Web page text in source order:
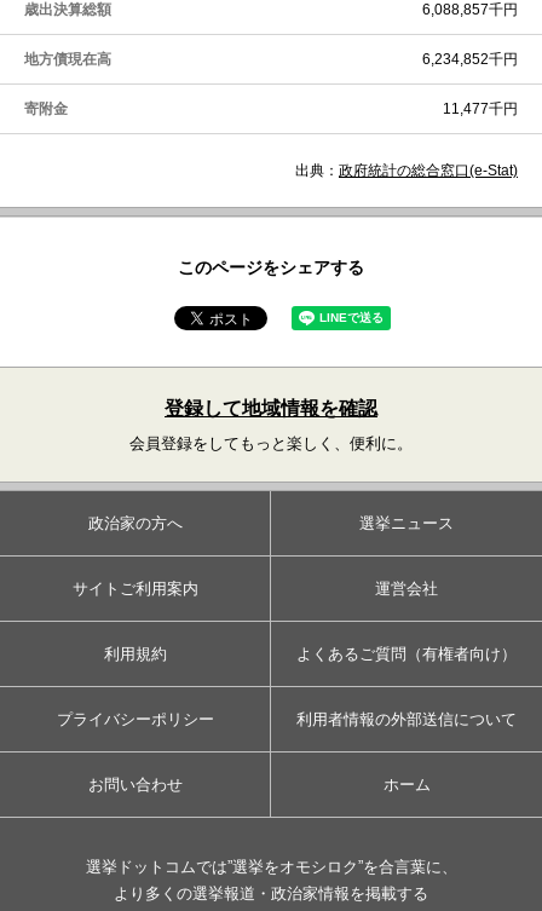
歳出決算総額 6,088,857千円
地方債現在高 6,234,852千円
寄附金 11,477千円
出典： 政府統計の総合窓口(e-Stat)
このページをシェアする
登録して地域情報を確認
会員登録をしてもっと楽しく、便利に。
政治家の方へ 選挙ニュース
サイトご利用案内 運営会社
利用規約 よくあるご質問（有権者向け）
プライバシーポリシー 利用者情報の外部送信について
お問い合わせ ホーム
選挙ドットコムでは”選挙をオモシロク”を合言葉に、
より多くの選挙報道・政治家情報を掲載する